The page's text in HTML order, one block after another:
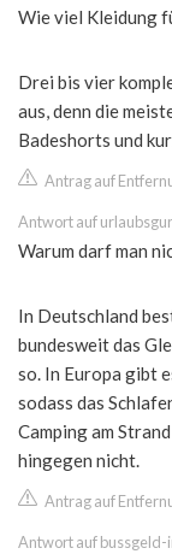
Wie viel Kleidung
Drei bis vier
aus, denn die
Badeshorts und
Antrag auf
Antwort auf
Warum darf man
In Deutschland
bundesweit das
so. In Europa gibt
sodass das
Camping am
hingegen nicht.
Antrag auf
Antwort auf bussgeld-